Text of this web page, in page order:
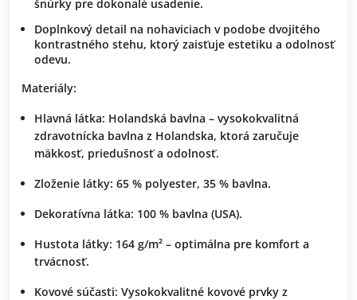
šnúrky pre dokonalé usadenie.
Doplnkový detail na nohaviciach v podobe dvojitého
kontrastného stehu, ktorý zaisťuje estetiku a odolnosť
odevu.
Materiály:
Hlavná látka: Holandská bavlna – vysokokvalitná
zdravotnícka bavlna z Holandska, ktorá zaručuje
mäkkosť, priedušnosť a odolnosť.
Zloženie látky: 65 % polyester, 35 % bavlna.
Dekoratívna látka: 100 % bavlna (USA).
Hustota látky: 164 g/m² – optimálna pre komfort a
trvácnosť.
Kovové súčasti: Vysokokvalitné kovové prvky z